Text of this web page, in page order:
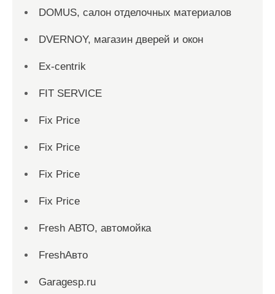
DOMUS, салон отделочных материалов
DVERNOY, магазин дверей и окон
Ex-centrik
FIT SERVICE
Fix Price
Fix Price
Fix Price
Fix Price
Fresh АВТО, автомойка
FreshАвто
Garagesp.ru